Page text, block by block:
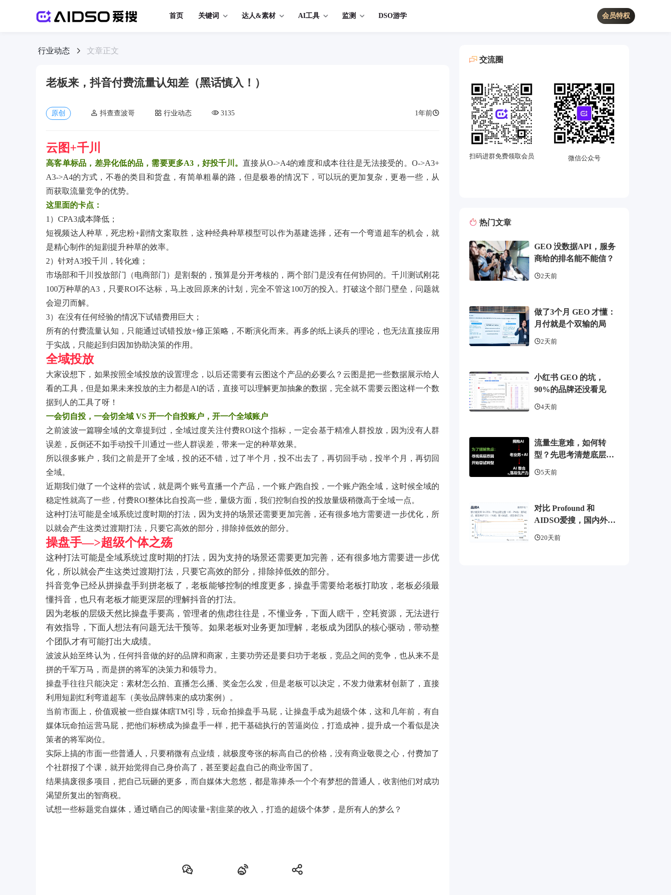
首页 关键词 达人&素材 AI工具 监测 DSO游学 会员特权
行业动态 文章正文
老板来，抖音付费流量认知差（黑话慎入！）
原创 抖查查波哥 行业动态 3135 1年前
云图+千川
高客单标品，差异化低的品，需要更多A3，好投千川。直接从O->A4的难度和成本往往是无法接受的。O->A3+
A3->A4的方式，不卷的类目和货盘，有简单粗暴的路，但是极卷的情况下，可以玩的更加复杂，更卷一些，从
而获取流量竞争的优势。
这里面的卡点：
1）CPA3成本降低；
短视频达人种草，死忠粉+剧情文案取胜，这种经典种草模型可以作为基建选择，还有一个弯道超车的机会，就
是精心制作的短剧提升种草的效率。
2）针对A3投千川，转化难；
市场部和千川投放部门（电商部门）是割裂的，预算是分开考核的，两个部门是没有任何协同的。千川测试刚花
100万种草的A3，只要ROI不达标，马上改回原来的计划，完全不管这100万的投入。打破这个部门壁垒，问题就
会迎刃而解。
3）在没有任何经验的情况下试错费用巨大；
所有的付费流量认知，只能通过试错投放+修正策略，不断演化而来。再多的纸上谈兵的理论，也无法直接应用
于实战，只能起到归因加协助决策的作用。
全域投放
大家设想下，如果按照全域投放的设置理念，以后还需要有云图这个产品的必要么？云图是把一些数据展示给人
看的工具，但是如果未来投放的主力都是AI的话，直接可以理解更加抽象的数据，完全就不需要云图这样一个数
据到人的工具了呀！
一会切自投，一会切全域 VS 开一个自投账户，开一个全域账户
之前波波一篇聊全域的文章提到过，全域过度关注付费ROI这个指标，一定会基于精准人群投放，因为没有人群
误差，反倒还不如手动投千川通过一些人群误差，带来一定的种草效果。
所以很多账户，我们之前是开了全域，投的还不错，过了半个月，投不出去了，再切回手动，投半个月，再切回
全域。
近期我们做了一个这样的尝试，就是两个账号直播一个产品，一个账户跑自投，一个账户跑全域，这时候全域的
稳定性就高了一些，付费ROI整体比自投高一些，量级方面，我们控制自投的投放量级稍微高于全域一点。
这种打法可能是全域系统过度时期的打法，因为支持的场景还需要更加完善，还有很多地方需要进一步优化，所
以就会产生这类过渡期打法，只要它高效的部分，排除掉低效的部分。
操盘手—>超级个体之殇
这种打法可能是全域系统过度时期的打法，因为支持的场景还需要更加完善，还有很多地方需要进一步优
化，所以就会产生这类过渡期打法，只要它高效的部分，排除掉低效的部分。
抖音竞争已经从拼操盘手到拼老板了，老板能够控制的维度更多，操盘手需要给老板打助攻，老板必须最
懂抖音，也只有老板才能更深层的理解抖音的打法。
因为老板的层级天然比操盘手要高，管理者的焦虑往往是，不懂业务，下面人瞎干，空耗资源，无法进行
有效指导，下面人想法有问题无法干预等。如果老板对业务更加理解，老板成为团队的核心驱动，带动整
个团队才有可能打出大成绩。
波波从始至终认为，任何抖音做的好的品牌和商家，主要功劳还是要归功于老板，竞品之间的竞争，也从来不是
拼的千军万马，而是拼的将军的决策力和领导力。
操盘手往往只能决定：素材怎么拍、直播怎么播、奖金怎么发，但是老板可以决定，不发力做素材创新了，直接
利用短剧红利弯道超车（美妆品牌韩束的成功案例）
。
当前市面上，价值观被一些自媒体瞎TM引导，玩命拍操盘手马屁，让操盘手成为超级个体，这和几年前，有自
媒体玩命拍运营马屁，把他们标榜成为操盘手一样，把干基础执行的苦逼岗位，打造成神，提升成一个看似是决
策者的将军岗位。
实际上搞的市面一些普通人，只要稍微有点业绩，就极度夸张的标高自己的价格，没有商业敬畏之心，付费加了
个社群报了个课，就开始觉得自己身价高了，甚至要起盘自己的商业帝国了。
结果搞废很多项目，把自己玩砸的更多，而自媒体大忽悠，都是靠捧杀一个个有梦想的普通人，收割他们对成功
渴望所复出的智商税。
试想一些标题党自媒体，通过晒自己的阅读量+割韭菜的收入，打造的超级个体梦，是所有人的梦么？
交流圈
扫码进群免费领取会员 微信公众号
热门文章
GEO 没数据API，服务
商给的排名能不能信？
2天前
做了3个月 GEO 才懂：
月付就是个双输的局
2天前
小红书 GEO 的坑，
90%的品牌还没看见
4天前
流量生意难，如何转
型？先思考清楚底层逻
5天前
对比 Profound 和
AIDSO爱搜，国内外
20天前